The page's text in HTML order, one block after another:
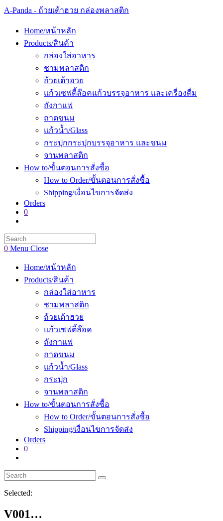
Skip
to
A-Panda - ถ้วยเต้าฮวย กล่องพลาสติก
Home/หน้าหลัก
Products/สินค้า
กล่องใส่อาหาร
ชามพลาสติก
ถ้วยเต้าฮวย
แก้วเซฟตี้ล๊อคแก้วบรรจุอาหาร และเครื่องดื่ม
ถังกาแฟ
ถาดขนม
แก้วน้ำ/Glass
กระปุกกระปุกบรรจุอาหาร และขนม
จานพลาสติก
How to/ขั้นตอนการสั่งซื้อ
How to Order/ขั้นตอนการสั่งซื้อ
Shipping/เงื่อนไขการจัดส่ง
Orders
0
search
0 Menu Close
Home/หน้าหลัก
Products/สินค้า
กล่องใส่อาหาร
ชามพลาสติก
ถ้วยเต้าฮวย
แก้วเซฟตี้ล๊อค
ถังกาแฟ
ถาดขนม
แก้วน้ำ/Glass
กระปุก
จานพลาสติก
How to/ขั้นตอนการสั่งซื้อ
How to Order/ขั้นตอนการสั่งซื้อ
Shipping/เงื่อนไขการจัดส่ง
Orders
0
search
Selected:
V001…